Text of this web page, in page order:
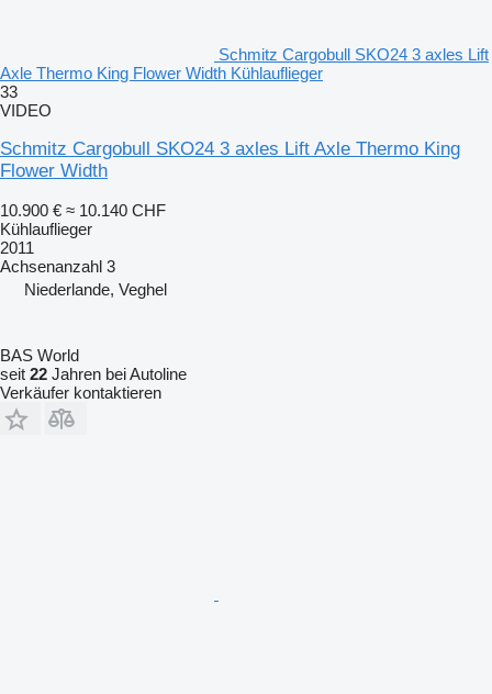
Schmitz Cargobull SKO24 3 axles Lift
Axle Thermo King Flower Width Kühlauflieger
33
VIDEO
Schmitz Cargobull SKO24 3 axles Lift Axle Thermo King
Flower Width
10.900 € ≈ 10.140 CHF
Kühlauflieger
2011
Achsenanzahl 3
Niederlande, Veghel
BAS World
seit 22 Jahren bei Autoline
Verkäufer kontaktieren